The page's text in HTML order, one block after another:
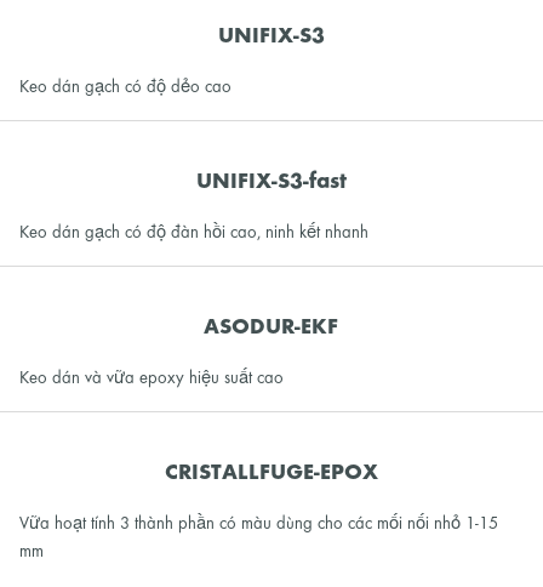
UNIFIX-S3
Keo dán gạch có độ dẻo cao
UNIFIX-S3-fast
Keo dán gạch có độ đàn hồi cao, ninh kết nhanh
ASODUR-EKF
Keo dán và vữa epoxy hiệu suất cao
CRISTALLFUGE-EPOX
Vữa hoạt tính 3 thành phần có màu dùng cho các mối nối nhỏ 1-15
mm